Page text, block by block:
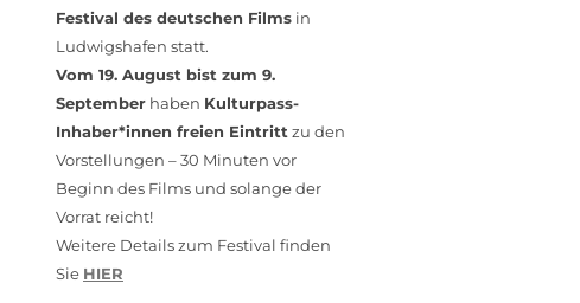
Festival des deutschen Films in
Ludwigshafen statt.
Vom 19. August bist zum 9.
September haben Kulturpass-
Inhaber*innen freien Eintritt zu den
Vorstellungen – 30 Minuten vor
Beginn des Films und solange der
Vorrat reicht!
Weitere Details zum Festival finden
Sie HIER